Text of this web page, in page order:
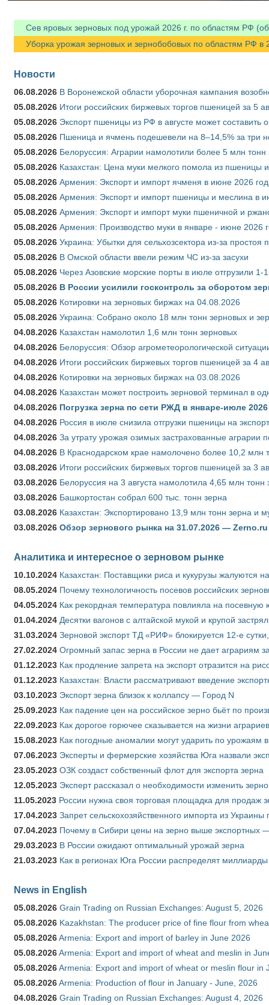
Сев яровых зерновых под урожай 2026 г. по областям РФ
Уборка урожая зерновых и зернобобовых по областям РФ в
Новости
06.08.2026 В Воронежской области уборочная кампания
05.08.2026 Итоги российских биржевых торгов пшеницей за 5
05.08.2026 Экспорт пшеницы из РФ в августе может составить
05.08.2026 Пшеница и ячмень подешевели на 8–14,5% за три
05.08.2026 Белоруссия: Аграрии намолотили более 5 млн тонн
05.08.2026 Казахстан: Цена муки мелкого помола из пшеницы
05.08.2026 Армения: Экспорт и импорт ячменя в июне 2026
05.08.2026 Армения: Экспорт и импорт пшеницы и меслина в
05.08.2026 Армения: Экспорт и импорт муки пшеничной и
05.08.2026 Армения: Производство муки в январе - июне 2026
05.08.2026 Украина: Убытки для сельхозсектора из-за простоя
05.08.2026 В Омской области ввели режим ЧС из-за засухи
05.08.2026 Через Азовские морские порты в июле отгрузили
05.08.2026 В России усилили госконтроль за оборотом
05.08.2026 Котировки на зерновых биржах на 04.08.2026
05.08.2026 Украина: Собрано около 18 млн тонн зерновых и
04.08.2026 Казахстан намолотил 1,6 млн тонн зерновых
04.08.2026 Белоруссия: Обзор агрометеорологической
04.08.2026 Итоги российских биржевых торгов пшеницей за 4
04.08.2026 Котировки на зерновых биржах на 03.08.2026
04.08.2026 Казахстан может построить зерновой терминал в
04.08.2026 Погрузка зерна по сети РЖД в январе-июле
04.08.2026 Россия в июле снизила отгрузки пшеницы на
04.08.2026 За утрату урожая озимых застрахованные аграрии
04.08.2026 В Краснодарском крае намолочено более 10,2 млн
03.08.2026 Итоги российских биржевых торгов пшеницей за 3
03.08.2026 Белоруссия на 3 августа намолотила 4,65 млн тонн
03.08.2026 Башкортостан собрал 600 тыс. тонн зерна
03.08.2026 Казахстан: Экспортировано 13,9 млн тонн зерна и
03.08.2026 Обзор зернового рынка на 31.07.2026 — Zerno.ru
Аналитика и интересное о зерновом рынке
10.10.2024 Казахстан: Поставщики риса и кукурузы жалуются
08.05.2024 Почему технологичность посевов российских
04.05.2024 Как рекордная температура повлияла на
01.04.2024 Десятки вагонов с алтайской мукой и крупой
31.03.2024 Зерновой экспорт ТД «РИФ» блокируется 12-е
27.02.2024 Огромный запас зерна в России не дает аграриям
01.12.2023 Как продление запрета на экспорт отразится на
01.12.2023 Казахстан: Власти рассматривают введение
03.10.2023 Экспорт зерна близок к коллапсу — Город N
25.09.2023 Как падение цен на российское зерно бьёт по
22.09.2023 Как дорогое горючее сказывается на жизни аграриев
15.08.2023 Как погодные аномалии могут ударить по урожаям
07.06.2023 Эксперты и фермерские хозяйства Юга назвали
23.05.2023 ОЗК создаст собственный флот для экспорта зерна
12.05.2023 Эксперт рассказал о необходимости изменить
11.05.2023 России нужна своя торговая площадка для продаж
17.04.2023 Запрет сельскохозяйственного импорта из
07.04.2023 Почему в Сибири цены на зерно выше экспортных
29.03.2023 В России ожидают оптимальный урожай зерна
21.03.2023 Как в регионах Юга России распределят
News in English
05.08.2026 Grain Trading on Russian Exchanges: August 5, 2026
05.08.2026 Kazakhstan: The producer price of fine flour from
05.08.2026Armenia: Export and import of barley in June 2026
05.08.2026Armenia: Export and import of wheat and meslin in
05.08.2026Armenia: Export and import of wheat or meslin flour in
05.08.2026Armenia: Production of flour in January - June, 2026
04.08.2026 Grain Trading on Russian Exchanges: August 4, 2026